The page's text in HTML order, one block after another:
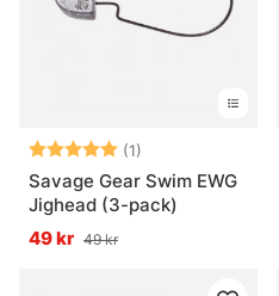
Betyg: (1)
5.0 utav 5
Savage Gear Swim EWG
Jighead (3-pack)
49 kr 49 kr